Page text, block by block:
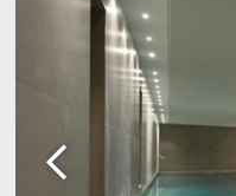
Martin's Château du
Lac
Genval, 5*